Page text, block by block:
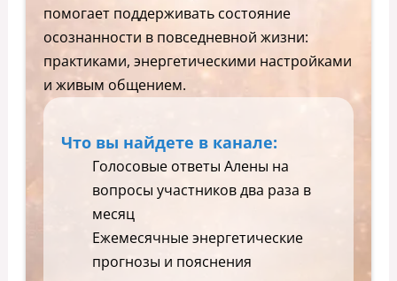
помогает поддерживать состояние
осознанности в повседневной жизни:
практиками, энергетическими настройками
и живым общением.
Что вы найдете в канале:
Голосовые ответы Алены на
вопросы участников два раза в
месяц
Ежемесячные энергетические
прогнозы и пояснения